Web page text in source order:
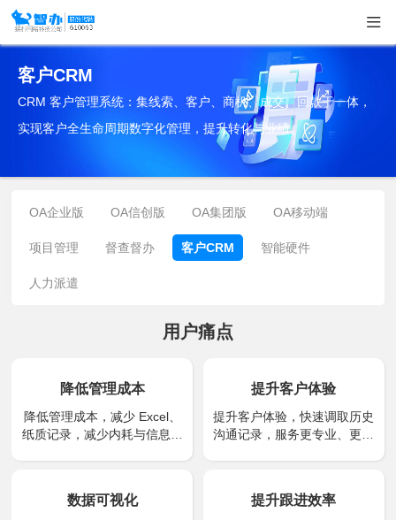
客户CRM
CRM 客户管理系统：集线索、客户、商机、成交、回款于一体，
实现客户全生命周期数字化管理，提升转化与业绩。
OA企业版 OA信创版 OA集团版 OA移动端
项目管理 督查督办 客户CRM 智能硬件
人力派遣
用户痛点
降低管理成本
降低管理成本，减少 Excel、
纸质记录，减少内耗与信息不
提升客户体验
提升客户体验，快速调取历史
沟通记录，服务更专业、更连
数据可视化 提升跟进效率